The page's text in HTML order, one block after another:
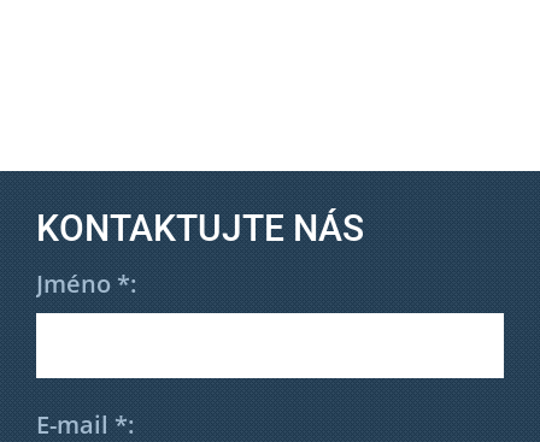
KONTAKTUJTE NÁS
Jméno *:
E-mail *: